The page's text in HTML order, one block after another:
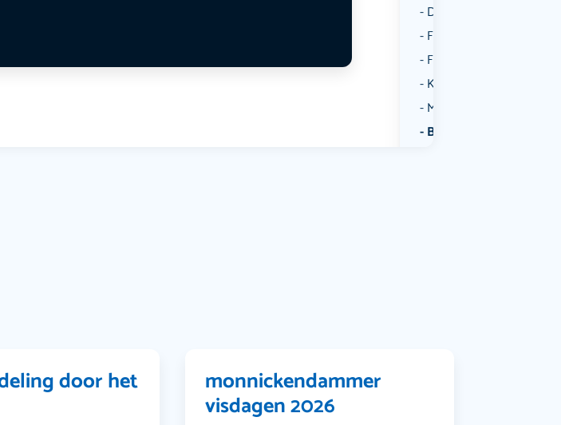
Dansen
Fietsen
Film
Kunst & Cultuur
Muziek
Bekijk alle categorieën
door het monnickendammer
visdagen 2026